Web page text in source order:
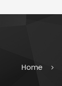
Home